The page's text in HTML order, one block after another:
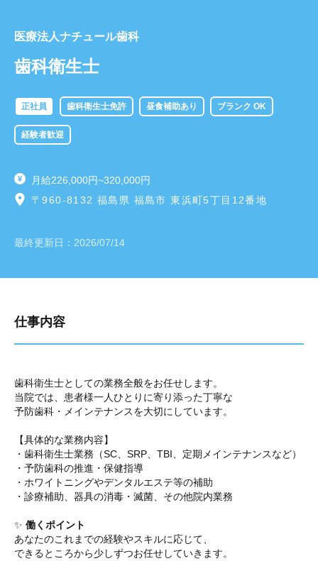
医療法人ナチュール歯科
歯科衛生士
正社員 歯科衛生士免許 昼食補助あり ブランク OK
経験者歓迎
月給226,000円~320,000円
〒960-8132 福島県 福島市 東浜町5丁目12番地
最終更新日： 2026/07/14
仕事内容
歯科衛生士としての業務全般をお任せします。
当院では、患者様一人ひとりに寄り添った丁寧な
予防歯科・メインテナンスを大切にしています。
【具体的な業務内容】
・歯科衛生士業務（SC、SRP、TBI、定期メインテナンスなど）
・予防歯科の推進・保健指導
・ホワイトニングやデンタルエステ等の補助
・診療補助、器具の消毒・滅菌、その他院内業務
✨ 働くポイント
あなたのこれまでの経験やスキルに応じて、
できるところから少しずつお任せしていきます。